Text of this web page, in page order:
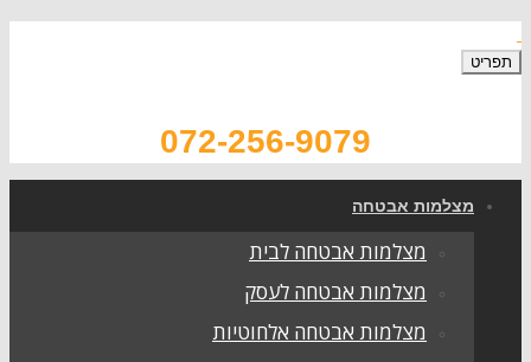
תפריט
072-256-9079
מצלמות אבטחה
מצלמות אבטחה לבית
מצלמות אבטחה לעסק
מצלמות אבטחה אלחוטיות